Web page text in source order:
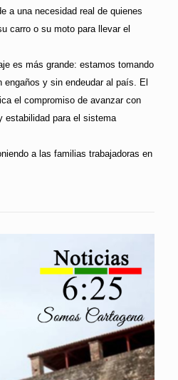
a una necesidad real de quienes
carro o su moto para llevar el
es más grande: estamos tomando
y sin endeudar al país. El
el compromiso de avanzar con
estabilidad para el sistema
a las familias trabajadoras en